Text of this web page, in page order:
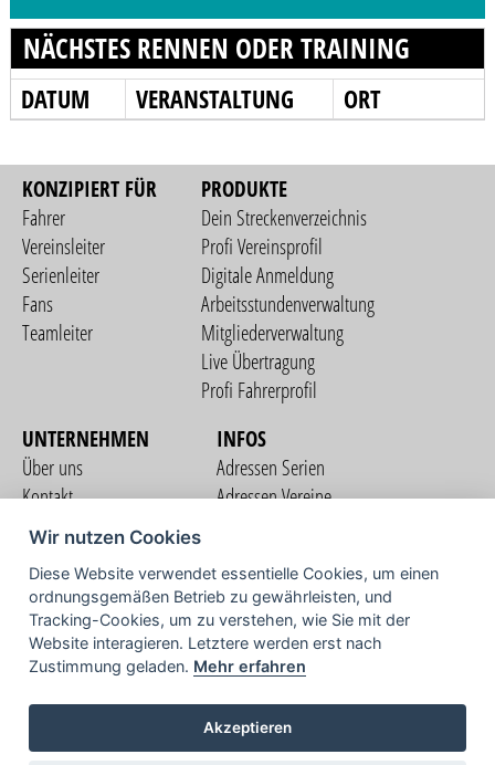
NÄCHSTES RENNEN ODER TRAINING
DATUM VERANSTALTUNG ORT
KONZIPIERT FÜR
Fahrer
Vereinsleiter
Serienleiter
Fans
Teamleiter
PRODUKTE
Dein Streckenverzeichnis
Profi Vereinsprofil
Digitale Anmeldung
Arbeitsstundenverwaltung
Mitgliederverwaltung
Live Übertragung
Profi Fahrerprofil
UNTERNEHMEN
Über uns
Kontakt
Nutzungsbedingungen
Datenschutzerklärung
Impressum
INFOS
Adressen Serien
Adressen Vereine
COMMUNITY
TV
Wir nutzen Cookies
Diese Website verwendet essentielle Cookies, um einen
ordnungsgemäßen Betrieb zu gewährleisten, und
Tracking-Cookies, um zu verstehen, wie Sie mit der
Website interagieren. Letztere werden erst nach
Zustimmung geladen. Mehr erfahren
Akzeptieren